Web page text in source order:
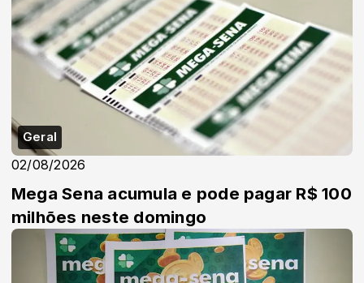
Geral
02/08/2026
Mega Sena acumula e pode pagar R$ 100
milhões neste domingo